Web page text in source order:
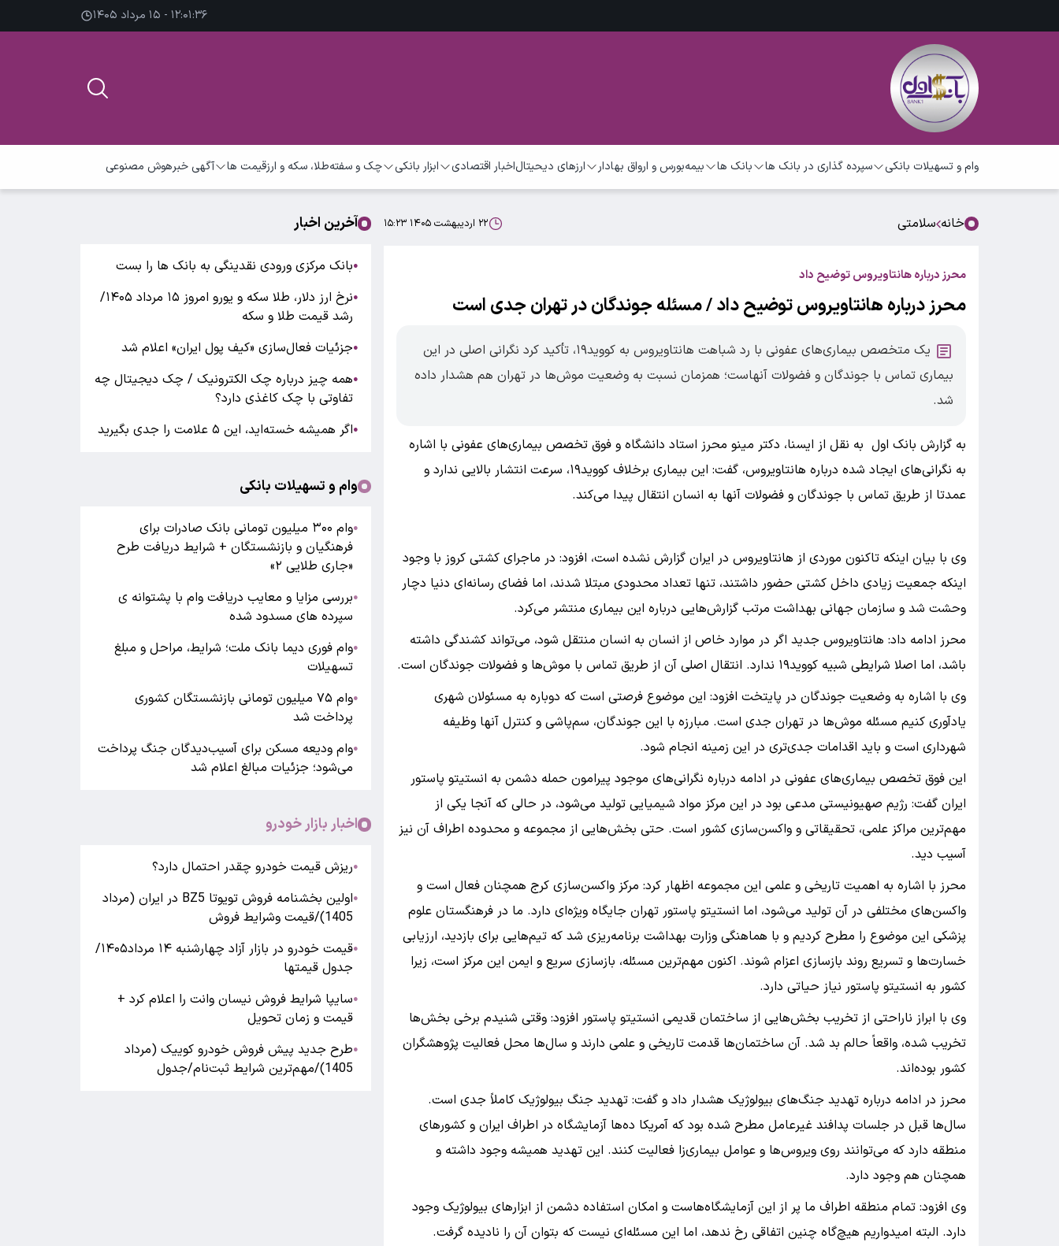
۱۲:۰۱:۳۶ - ۱۵ مرداد ۱۴۰۵
وام و تسهیلات بانکی سپرده گذاری در بانک ها بانک ها بیمهبورس و ارواق بهادار ارزهای دیحیتالاخبار اقتصادی ابزار بانکی چک و سفتهطلا، سکه و ارزقیمت ها آگهی خبرهوش مصنوعی
خانه سلامتی ۲۲ اردیبهشت ۱۴۰۵ ۱۵:۲۳
محرز درباره هانتاویروس توضیح داد
محرز درباره هانتاویروس توضیح داد / مسئله جوندگان در تهران جدی است
یک متخصص بیماری‌های عفونی با رد شباهت هانتاویروس به کووید۱۹، تأکید کرد نگرانی اصلی در این
بیماری تماس با جوندگان و فضولات آنهاست؛ همزمان نسبت به وضعیت موش‌ها در تهران هم هشدار داده
شد.
به گزارش بانک اول به نقل از ایسنا، دکتر مینو محرز استاد دانشگاه و فوق تخصص بیماری‌های عفونی با اشاره
به نگرانی‌های ایجاد شده درباره هانتاویروس، گفت: این بیماری برخلاف کووید۱۹، سرعت انتشار بالایی ندارد و
عمدتا از طریق تماس با جوندگان و فضولات آنها به انسان انتقال پیدا می‌کند.
وی با بیان اینکه تاکنون موردی از هانتاویروس در ایران گزارش نشده است، افزود: در ماجرای کشتی کروز با وجود
اینکه جمعیت زیادی داخل کشتی حضور داشتند، تنها تعداد محدودی مبتلا شدند، اما فضای رسانه‌ای دنیا دچار
وحشت شد و سازمان جهانی بهداشت مرتب گزارش‌هایی درباره این بیماری منتشر می‌کرد.
محرز ادامه داد: هانتاویروس جدید اگر در موارد خاص از انسان به انسان منتقل شود، می‌تواند کشندگی داشته
باشد، اما اصلا شرایطی شبیه کووید۱۹ ندارد. انتقال اصلی آن از طریق تماس با موش‌ها و فضولات جوندگان است.
وی با اشاره به وضعیت جوندگان در پایتخت افزود: این موضوع فرصتی است که دوباره به مسئولان شهری
یادآوری کنیم مسئله موش‌ها در تهران جدی است. مبارزه با این جوندگان، سم‌پاشی و کنترل آنها وظیفه
شهرداری است و باید اقدامات جدی‌تری در این زمینه انجام شود.
این فوق تخصص بیماری‌های عفونی در ادامه درباره نگرانی‌های موجود پیرامون حمله دشمن به انستیتو پاستور
ایران گفت: رژیم صهیونیستی مدعی بود در این مرکز مواد شیمیایی تولید می‌شود، در حالی که آنجا یکی از
مهم‌ترین مراکز علمی، تحقیقاتی و واکسن‌سازی کشور است. حتی بخش‌هایی از مجموعه و محدوده اطراف آن نیز
آسیب دید.
محرز با اشاره به اهمیت تاریخی و علمی این مجموعه اظهار کرد: مرکز واکسن‌سازی کرج همچنان فعال است و
واکسن‌های مختلفی در آن تولید می‌شود، اما انستیتو پاستور تهران جایگاه ویژه‌ای دارد. ما در فرهنگستان علوم
پزشکی این موضوع را مطرح کردیم و با هماهنگی وزارت بهداشت برنامه‌ریزی شد که تیم‌هایی برای بازدید، ارزیابی
خسارت‌ها و تسریع روند بازسازی اعزام شوند. اکنون مهم‌ترین مسئله، بازسازی سریع و ایمن این مرکز است، زیرا
کشور به انستیتو پاستور نیاز حیاتی دارد.
وی با ابراز ناراحتی از تخریب بخش‌هایی از ساختمان قدیمی انستیتو پاستور افزود: وقتی شنیدم برخی بخش‌ها
تخریب شده، واقعاً حالم بد شد. آن ساختمان‌ها قدمت تاریخی و علمی دارند و سال‌ها محل فعالیت پژوهشگران
کشور بوده‌اند.
محرز در ادامه درباره تهدید جنگ‌های بیولوژیک هشدار داد و گفت: تهدید جنگ بیولوژیک کاملاً جدی است.
سال‌ها قبل در جلسات پدافند غیرعامل مطرح شده بود که آمریکا ده‌ها آزمایشگاه در اطراف ایران و کشور‌های
منطقه دارد که می‌توانند روی ویروس‌ها و عوامل بیماری‌زا فعالیت کنند. این تهدید همیشه وجود داشته و
همچنان هم وجود دارد.
وی افزود: تمام منطقه اطراف ما پر از این آزمایشگاه‌هاست و امکان استفاده دشمن از ابزار‌های بیولوژیک وجود
دارد. البته امیدواریم هیچ‌گاه چنین اتفاقی رخ ندهد، اما این مسئله‌ای نیست که بتوان آن را نادیده گرفت.
آخرین اخبار
●بانک مرکزی ورودی نقدینگی به بانک ها را بست
●
نرخ ارز دلار، طلا سکه و یورو امروز ۱۵ مرداد ۱۴۰۵/
رشد قیمت طلا و سکه
●جزئیات فعال‌سازی «کیف پول ایران» اعلام شد
●همه چیز درباره چک الکترونیک / چک دیجیتال چه
تفاوتی با چک کاغذی دارد؟
●اگر همیشه خسته‌اید، این ۵ علامت را جدی بگیرید
وام و تسهیلات بانکی
●
وام ۳۰۰ میلیون تومانی بانک صادرات برای
فرهنگیان و بازنشستگان + شرایط دریافت طرح
«جاری طلایی ۲»
●بررسی مزایا و معایب دریافت وام با پشتوانه ی
سپرده های مسدود شده
●وام فوری دیما بانک ملت؛ شرایط، مراحل و مبلغ
تسهیلات
●
وام ۷۵ میلیون تومانی بازنشستگان کشوری
پرداخت شد
●وام ودیعه مسکن برای آسیب‌دیدگان جنگ پرداخت
می‌شود؛ جزئیات مبالغ اعلام شد
اخبار بازار خودرو
●ریزش قیمت خودرو چقدر احتمال دارد؟
●
اولین بخشنامه فروش تویوتا BZ5 در ایران (مرداد
1405)/قیمت وشرایط فروش
●
قیمت خودرو در بازار آزاد چهارشنبه ۱۴ مرداد۱۴۰۵/
جدول قیمتها
●سایپا شرایط فروش نیسان وانت را اعلام کرد +
قیمت و زمان تحویل
●طرح جدید پیش فروش خودرو کوییک (مرداد
1405)/مهم‌ترین شرایط ثبت‌نام/جدول